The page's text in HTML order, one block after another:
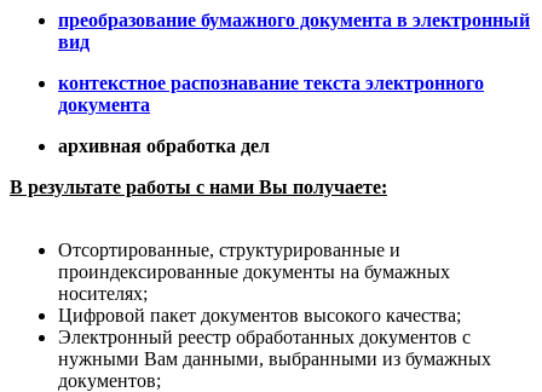
преобразование бумажного документа в электронный
вид
контекстное распознавание текста электронного
документа
архивная обработка дел
В результате работы с нами Вы получаете:
Отсортированные, структурированные и
проиндексированные документы на бумажных
носителях;
Цифровой пакет документов высокого качества;
Электронный реестр обработанных документов с
нужными Вам данными, выбранными из бумажных
документов;